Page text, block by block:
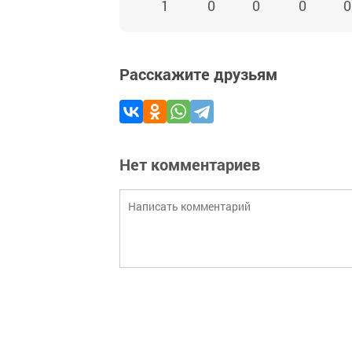
1 0 0 0 0
Расскажите друзьям
Нет комментариев